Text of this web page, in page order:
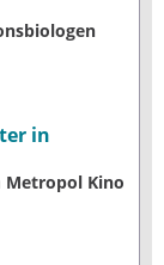
in
Kino